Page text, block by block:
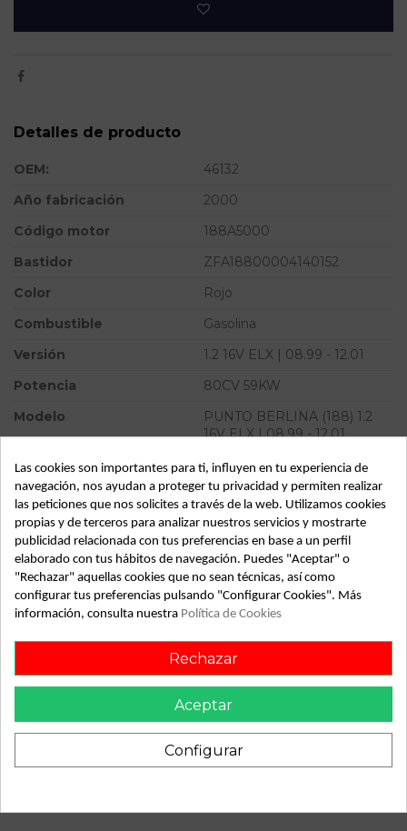
Detalles de producto
OEM:
46132
Año fabricación
2000
Código motor
188A5000
Bastidor
ZFA18800004140152
Color
Rojo
Combustible
Gasolina
Versión
1.2 16V ELX | 08.99 - 12.01
Potencia
80CV 59KW
Modelo
PUNTO BERLINA (188) 1.2
16V ELX | 08.99 - 12.01
Tipo vehículo
Turismo
Almacén
49349
SubAlmacén
360
SubSubAlmacén
100028942
ID: 806472
Fecha disponible: 2022-04-04
Descripción
Recambio de motor calefaccion para fiat punto berlina
(188) 1.2 16v elx | 08.99 - 12.01 1.2 16v elx | 08.99 - 12.01
referencia OEM IAM 46132
Las cookies son importantes para ti, influyen en tu experiencia de
navegación, nos ayudan a proteger tu privacidad y permiten realizar
las peticiones que nos solicites a través de la web. Utilizamos cookies
propias y de terceros para analizar nuestros servicios y mostrarte
publicidad relacionada con tus preferencias en base a un perfil
elaborado con tus hábitos de navegación. Puedes "Aceptar" o
"Rechazar" aquellas cookies que no sean técnicas, así como
configurar tus preferencias pulsando "Configurar Cookies". Más
información, consulta nuestra Política de Cookies
Rechazar
Aceptar
Configurar